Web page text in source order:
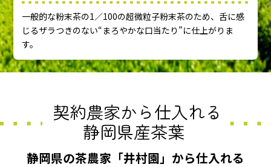
一般的な粉末茶の1／100の超微粒子粉末茶のため、舌に感
じるザラつきのない“まろやかな口当たり”に仕上がりま
す。
契約農家から仕入れる
静岡県産茶葉
静岡県の茶農家「井村園」から仕入れる
お買い物ガイド
よくある質問 お客様の声